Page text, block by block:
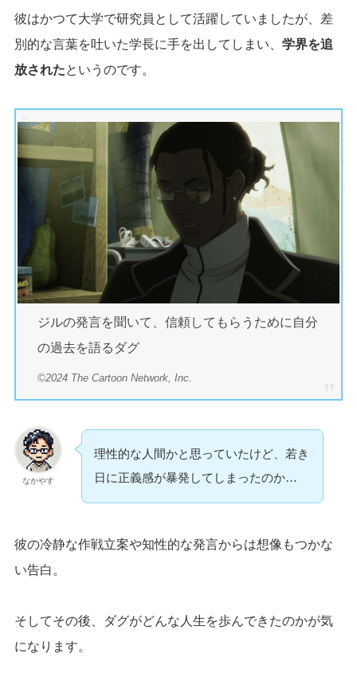
彼はかつて大学で研究員として活躍していましたが、差
別的な言葉を吐いた学長に手を出してしまい、 学界を追
放されたというのです。
ジルの発言を聞いて、信頼してもらうために自分
の過去を語るダグ
©2024 The Cartoon Network, Inc.
なかやす
理性的な人間かと思っていたけど、若き
日に正義感が暴発してしまったのか…
彼の冷静な作戦立案や知性的な発言からは想像もつかな
い告白。
そしてその後、ダグがどんな人生を歩んできたのかが気
になります。